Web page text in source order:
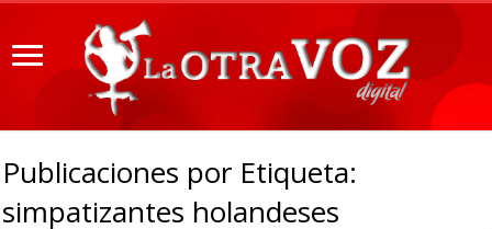
Publicaciones por Etiqueta:
simpatizantes holandeses